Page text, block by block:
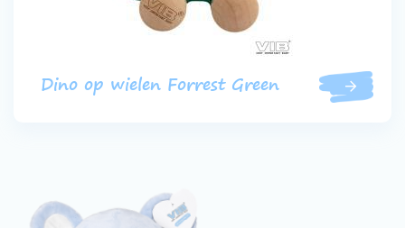
Dino op wielen Forrest Green